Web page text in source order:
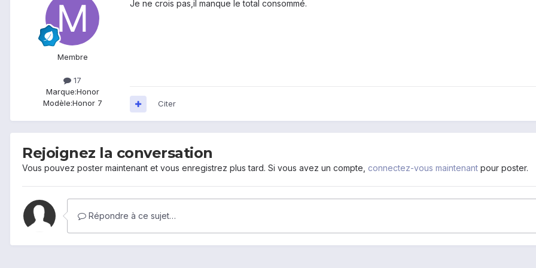
Membre
17
Marque:Honor
Modèle:Honor 7
Je ne crois pas,il manque le total consommé.
Citer
Rejoignez la conversation
Vous pouvez poster maintenant et vous enregistrez plus tard. Si vous avez un compte, connectez-vous maintenant pour poster.
Répondre à ce sujet…